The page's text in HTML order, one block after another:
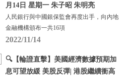
月14日 星期一 朱子昭 朱明亮
人民銀行與中國銀保監會再度出手，向內地
金融機構頒布一共16項
2022/11/14
🔍【輪證直擊】美國經濟數據預期加
息可望放緩 美股反彈| 港股繼續衝高